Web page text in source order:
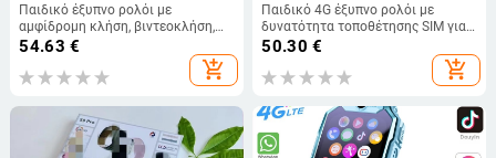
Παιδικό έξυπνο ρολόι με
αμφίδρομη κλήση, βιντεοκλήση,
κάμερα, εντοπισμό θέσης και
54.63 €
add_shopping_cart
Παιδικό 4G έξυπνο ρολόι με
δυνατότητα τοποθέτησης SIM για
αυτόνομες κλήσεις, κάμερα,
παρακολούθηση καρδιακού
παλμού και ασύρματο φόρτισμα
50.30 €
add_shopping_cart